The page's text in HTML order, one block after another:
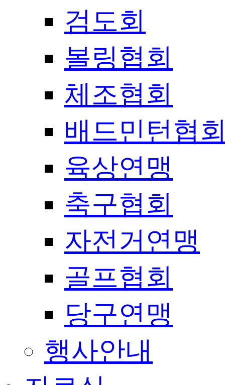
검도회
볼링협회
체조협회
배드민턴협
육상연맹
축구협회
자전거연맹
골프협회
당구연맹
행사안내